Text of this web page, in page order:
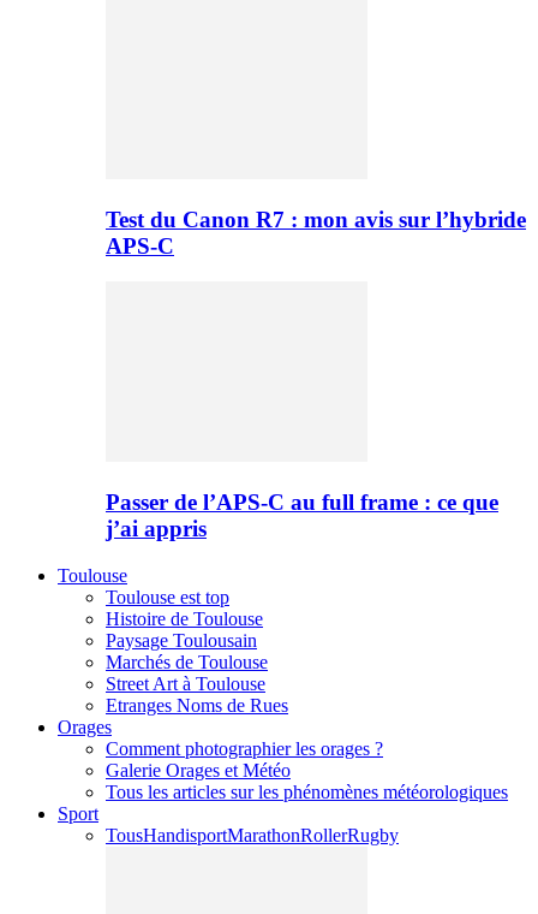
Test du Canon R7 : mon avis sur l’hybride
APS-C
Passer de l’APS-C au full frame : ce que
j’ai appris
Toulouse
Toulouse est top
Histoire de Toulouse
Paysage Toulousain
Marchés de Toulouse
Street Art à Toulouse
Etranges Noms de Rues
Orages
Comment photographier les orages ?
Galerie Orages et Météo
Tous les articles sur les phénomènes météorologiques
Sport
TousHandisportMarathonRollerRugby